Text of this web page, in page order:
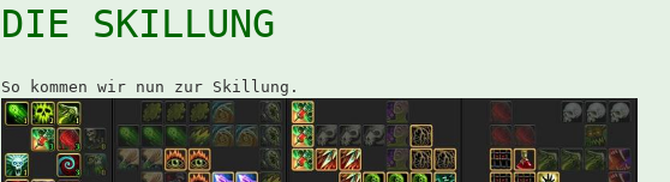
DIE SKILLUNG
So kommen wir nun zur Skillung.